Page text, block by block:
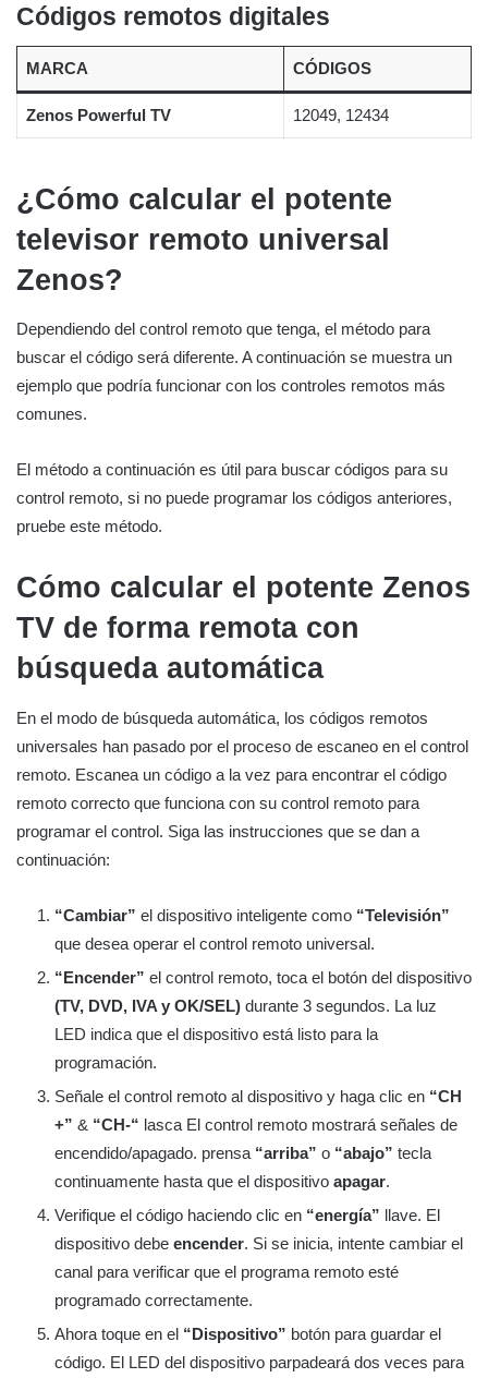
Códigos remotos digitales
MARCA CÓDIGOS
Zenos Powerful TV 12049, 12434
¿Cómo calcular el potente
televisor remoto universal
Zenos?
Dependiendo del control remoto que tenga, el método para
buscar el código será diferente. A continuación se muestra un
ejemplo que podría funcionar con los controles remotos más
comunes.
El método a continuación es útil para buscar códigos para su
control remoto, si no puede programar los códigos anteriores,
pruebe este método.
Cómo calcular el potente Zenos
TV de forma remota con
búsqueda automática
En el modo de búsqueda automática, los códigos remotos
universales han pasado por el proceso de escaneo en el control
remoto. Escanea un código a la vez para encontrar el código
remoto correcto que funciona con su control remoto para
programar el control. Siga las instrucciones que se dan a
continuación:
“Cambiar” el dispositivo inteligente como “Televisión”
que desea operar el control remoto universal.
“Encender” el control remoto, toca el botón del dispositivo
(TV, DVD, IVA y OK/SEL) durante 3 segundos. La luz
LED indica que el dispositivo está listo para la
programación.
Señale el control remoto al dispositivo y haga clic en “CH
+” & “CH-“ lasca El control remoto mostrará señales de
encendido/apagado. prensa “arriba” o “abajo” tecla
continuamente hasta que el dispositivo apagar.
Verifique el código haciendo clic en “energía” llave. El
dispositivo debe encender. Si se inicia, intente cambiar el
canal para verificar que el programa remoto esté
programado correctamente.
Ahora toque en el “Dispositivo” botón para guardar el
código. El LED del dispositivo parpadeará dos veces para